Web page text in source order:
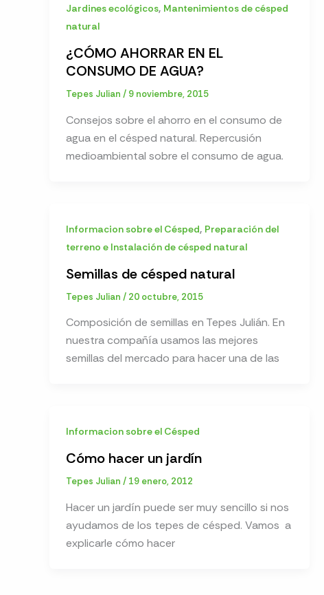
Jardines ecológicos, Mantenimientos de césped
natural
¿CÓMO AHORRAR EN EL
CONSUMO DE AGUA?
Tepes Julian / 9 noviembre, 2015
Consejos sobre el ahorro en el consumo de
agua en el césped natural. Repercusión
medioambiental sobre el consumo de agua.
Informacion sobre el Césped, Preparación del
terreno e Instalación de césped natural
Semillas de césped natural
Tepes Julian / 20 octubre, 2015
Composición de semillas en Tepes Julián. En
nuestra compañía usamos las mejores
semillas del mercado para hacer una de las
Informacion sobre el Césped
Cómo hacer un jardín
Tepes Julian / 19 enero, 2012
Hacer un jardín puede ser muy sencillo si nos
ayudamos de los tepes de césped. Vamos a
explicarle cómo hacer